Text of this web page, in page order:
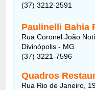
(37) 3212-2591
Paulinelli Bahia
Rua Coronel João
Divinópolis - MG
(37) 3221-7596
Quadros
Rua Rio de Janeiro,